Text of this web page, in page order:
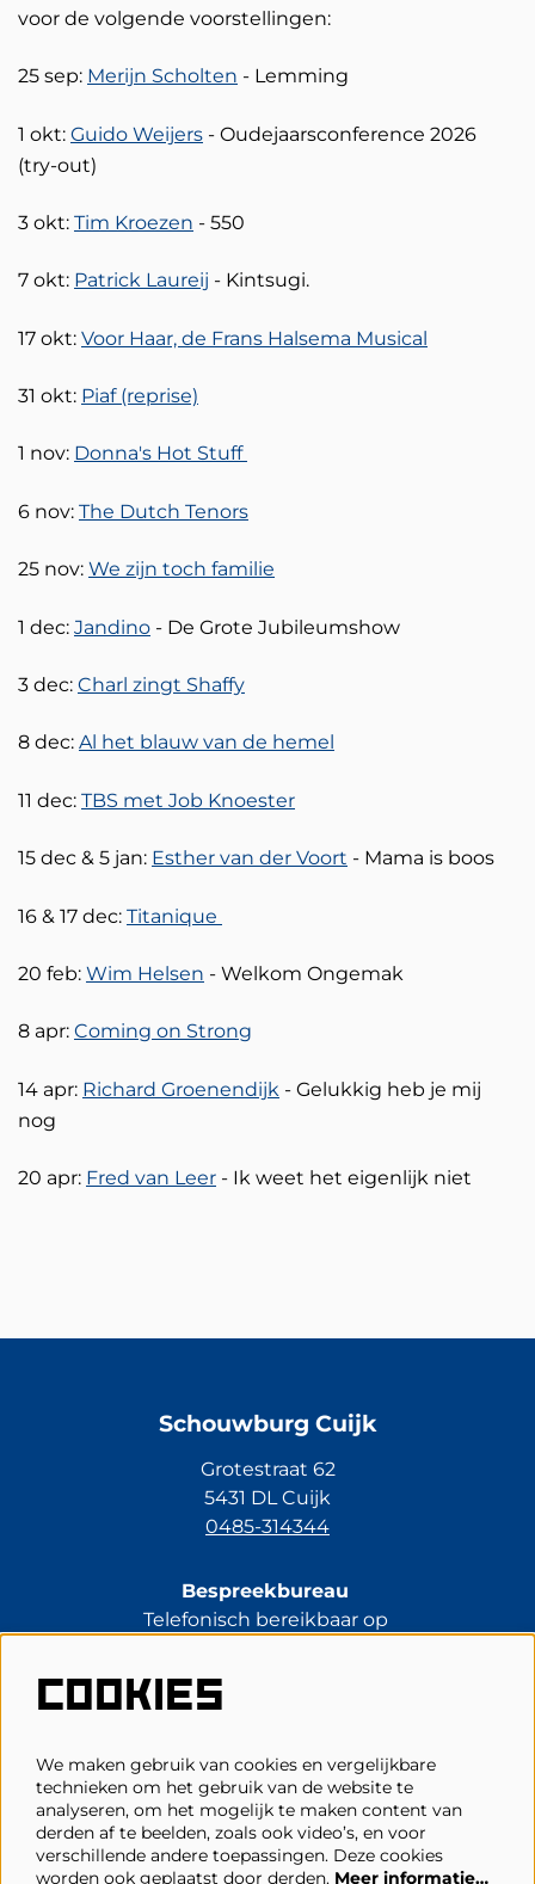
voor de volgende voorstellingen:
25 sep: Merijn Scholten - Lemming
1 okt: Guido Weijers - Oudejaarsconference 2026
(try-out)
3 okt: Tim Kroezen - 550
7 okt: Patrick Laureij - Kintsugi.
17 okt: Voor Haar, de Frans Halsema Musical
31 okt: Piaf (reprise)
1 nov: Donna's Hot Stuff
6 nov: The Dutch Tenors
25 nov: We zijn toch familie
1 dec: Jandino - De Grote Jubileumshow
3 dec: Charl zingt Shaffy
8 dec: Al het blauw van de hemel
11 dec: TBS met Job Knoester
15 dec & 5 jan: Esther van der Voort - Mama is boos
16 & 17 dec: Titanique
20 feb: Wim Helsen - Welkom Ongemak
8 apr: Coming on Strong
14 apr: Richard Groenendijk - Gelukkig heb je mij
nog
20 apr: Fred van Leer - Ik weet het eigenlijk niet
Schouwburg Cuijk
Grotestraat 62
5431 DL Cuijk
0485-314344
Bespreekbureau
Telefonisch bereikbaar op
0485-314344
kassa@schouwburgcuijk.nl
Veelgestelde vragen
Zaalplattegronden
Privacy, cookies & voorwaarden
COOKIES
We maken gebruik van cookies en vergelijkbare
technieken om het gebruik van de website te
analyseren, om het mogelijk te maken content van
derden af te beelden, zoals ook video’s, en voor
verschillende andere toepassingen. Deze cookies
worden ook geplaatst door derden. Meer informatie…